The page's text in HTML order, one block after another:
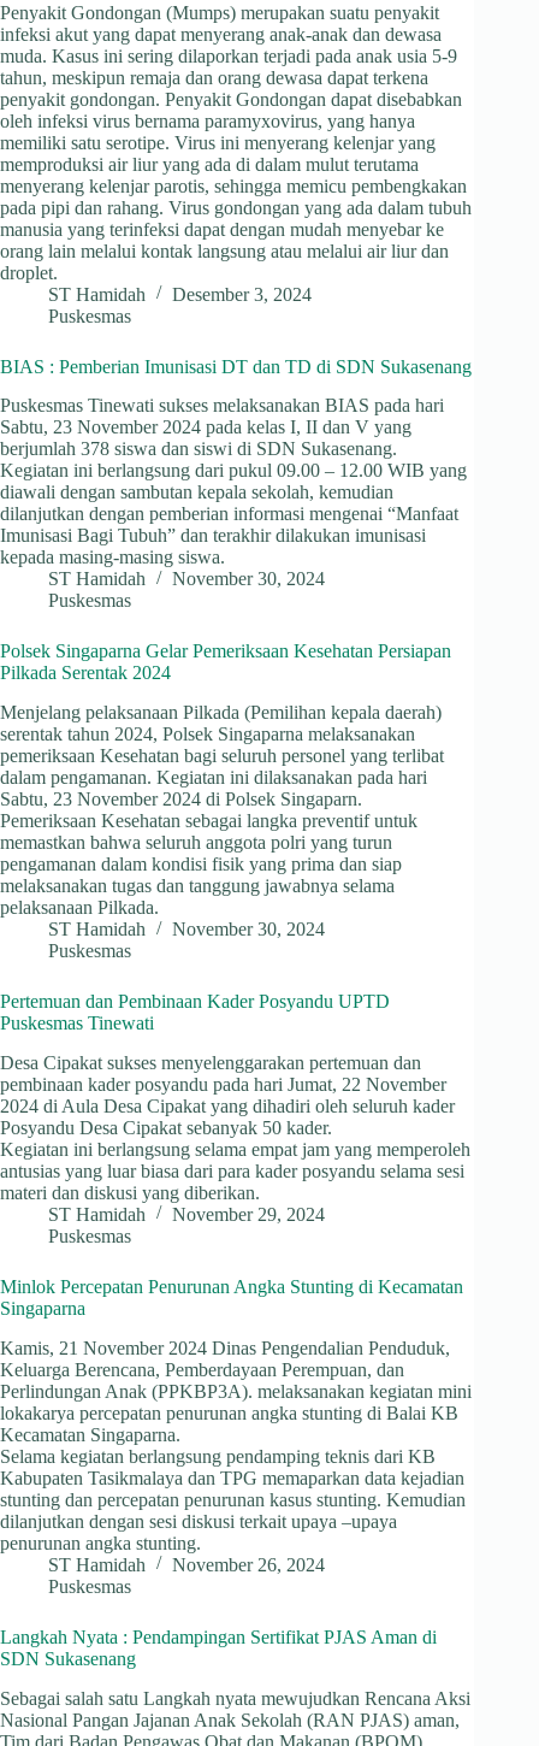
Penyakit Gondongan (Mumps) merupakan suatu penyakit
infeksi akut yang dapat menyerang anak-anak dan dewasa
muda. Kasus ini sering dilaporkan terjadi pada anak usia 5-9
tahun, meskipun remaja dan orang dewasa dapat terkena
penyakit gondongan. Penyakit Gondongan dapat disebabkan
oleh infeksi virus bernama paramyxovirus, yang hanya
memiliki satu serotipe. Virus ini menyerang kelenjar yang
memproduksi air liur yang ada di dalam mulut terutama
menyerang kelenjar parotis, sehingga memicu pembengkakan
pada pipi dan rahang. Virus gondongan yang ada dalam tubuh
manusia yang terinfeksi dapat dengan mudah menyebar ke
orang lain melalui kontak langsung atau melalui air liur dan
droplet.
ST Hamidah
Desember 3, 2024
Puskesmas
BIAS : Pemberian Imunisasi DT dan TD di SDN Sukasenang
Puskesmas Tinewati sukses melaksanakan BIAS pada hari
Sabtu, 23 November 2024 pada kelas I, II dan V yang
berjumlah 378 siswa dan siswi di SDN Sukasenang.
Kegiatan ini berlangsung dari pukul 09.00 – 12.00 WIB yang
diawali dengan sambutan kepala sekolah, kemudian
dilanjutkan dengan pemberian informasi mengenai “Manfaat
Imunisasi Bagi Tubuh” dan terakhir dilakukan imunisasi
kepada masing-masing siswa.
ST Hamidah
November 30, 2024
Puskesmas
Polsek Singaparna Gelar Pemeriksaan Kesehatan Persiapan
Pilkada Serentak 2024
Menjelang pelaksanaan Pilkada (Pemilihan kepala daerah)
serentak tahun 2024, Polsek Singaparna melaksanakan
pemeriksaan Kesehatan bagi seluruh personel yang terlibat
dalam pengamanan. Kegiatan ini dilaksanakan pada hari
Sabtu, 23 November 2024 di Polsek Singaparn.
Pemeriksaan Kesehatan sebagai langka preventif untuk
memastkan bahwa seluruh anggota polri yang turun
pengamanan dalam kondisi fisik yang prima dan siap
melaksanakan tugas dan tanggung jawabnya selama
pelaksanaan Pilkada.
ST Hamidah
November 30, 2024
Puskesmas
Pertemuan dan Pembinaan Kader Posyandu UPTD
Puskesmas Tinewati
Desa Cipakat sukses menyelenggarakan pertemuan dan
pembinaan kader posyandu pada hari Jumat, 22 November
2024 di Aula Desa Cipakat yang dihadiri oleh seluruh kader
Posyandu Desa Cipakat sebanyak 50 kader.
Kegiatan ini berlangsung selama empat jam yang memperoleh
antusias yang luar biasa dari para kader posyandu selama sesi
materi dan diskusi yang diberikan.
ST Hamidah
November 29, 2024
Puskesmas
Minlok Percepatan Penurunan Angka Stunting di Kecamatan
Singaparna
Kamis, 21 November 2024 Dinas Pengendalian Penduduk,
Keluarga Berencana, Pemberdayaan Perempuan, dan
Perlindungan Anak (PPKBP3A). melaksanakan kegiatan mini
lokakarya percepatan penurunan angka stunting di Balai KB
Kecamatan Singaparna.
Selama kegiatan berlangsung pendamping teknis dari KB
Kabupaten Tasikmalaya dan TPG memaparkan data kejadian
stunting dan percepatan penurunan kasus stunting. Kemudian
dilanjutkan dengan sesi diskusi terkait upaya –upaya
penurunan angka stunting.
ST Hamidah
November 26, 2024
Puskesmas
Langkah Nyata : Pendampingan Sertifikat PJAS Aman di
SDN Sukasenang
Sebagai salah satu Langkah nyata mewujudkan Rencana Aksi
Nasional Pangan Jajanan Anak Sekolah (RAN PJAS) aman,
Tim dari Badan Pengawas Obat dan Makanan (BPOM)